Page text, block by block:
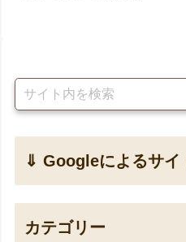
⇓ Googleによるサイ
カテゴリー